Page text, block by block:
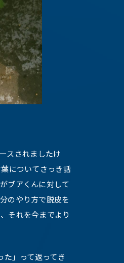
スされましたけ
についてさっき話
ブアくんに対して
のやり方で脱皮を
それを今までより
」って返ってき